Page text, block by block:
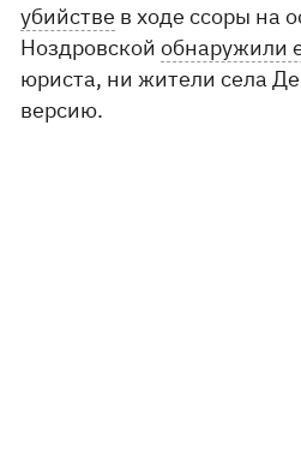
убийстве в ходе ссоры на
Ноздровскойобнаружили
юриста, ни жители села
версию.